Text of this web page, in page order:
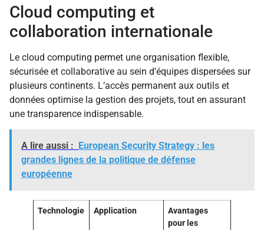
Cloud computing et
collaboration internationale
Le cloud computing permet une organisation flexible,
sécurisée et collaborative au sein d’équipes dispersées sur
plusieurs continents. L’accès permanent aux outils et
données optimise la gestion des projets, tout en assurant
une transparence indispensable.
A lire aussi :
European Security Strategy : les
grandes lignes de la politique de défense
européenne
Technologie Application
Avantages
pour les